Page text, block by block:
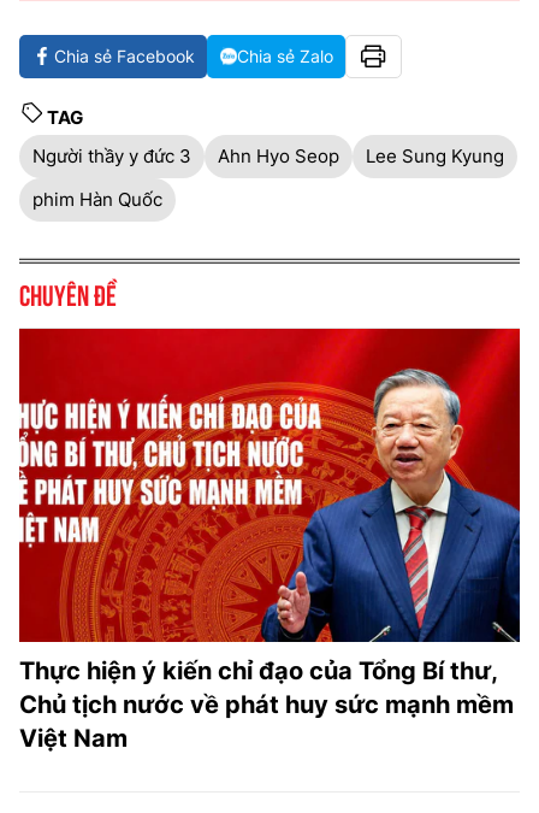
Chia sẻ Facebook Chia sẻ Zalo
TAG
Người thầy y đức 3
Ahn Hyo Seop
Lee Sung Kyung
phim Hàn Quốc
Chuyên đề
Thực hiện ý kiến chỉ đạo của Tổng Bí thư,
Chủ tịch nước về phát huy sức mạnh mềm
Việt Nam